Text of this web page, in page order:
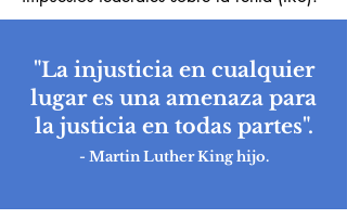
"La injusticia en cualquier
lugar es una amenaza para
la justicia en todas partes".
- Martin Luther King hijo.